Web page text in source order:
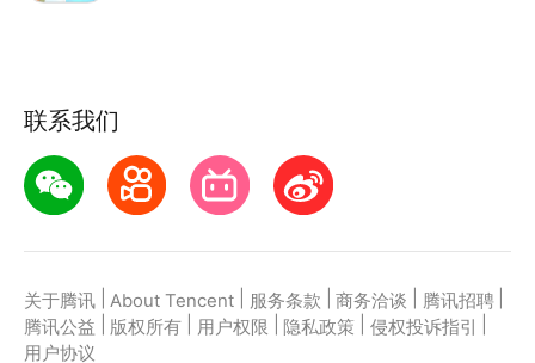
联系我们
关于腾讯 About Tencent 服务条款 商务洽谈 腾讯招聘
腾讯公益
版权所有 用户权限 隐私政策 侵权投诉指引
用户协议